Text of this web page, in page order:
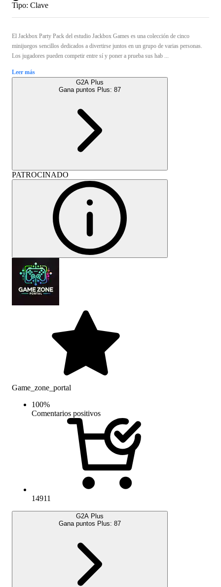
Tipo: Clave
El Jackbox Party Pack del estudio Jackbox Games es una colección de cinco
minijuegos sencillos dedicados a divertirse juntos en un grupo de varias personas.
Los jugadores pueden competir entre sí y poner a prueba sus hab ...
Leer más
G2A Plus
Gana puntos Plus: 87
PATROCINADO
Game_zone_portal
100%
Comentarios positivos
14911
G2A Plus
Gana puntos Plus: 87